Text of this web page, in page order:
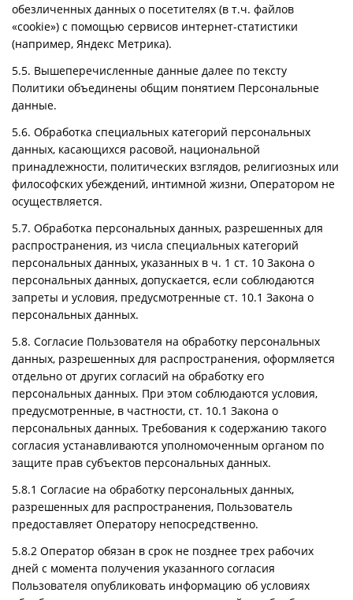
обезличенных данных о посетителях (в т.ч. файлов
«cookie») с помощью сервисов интернет-статистики
(например, Яндекс Метрика).
5.5. Вышеперечисленные данные далее по тексту
Политики объединены общим понятием Персональные
данные.
5.6. Обработка специальных категорий персональных
данных, касающихся расовой, национальной
принадлежности, политических взглядов, религиозных или
философских убеждений, интимной жизни, Оператором не
осуществляется.
5.7. Обработка персональных данных, разрешенных для
распространения, из числа специальных категорий
персональных данных, указанных в ч. 1 ст. 10 Закона о
персональных данных, допускается, если соблюдаются
запреты и условия, предусмотренные ст. 10.1 Закона о
персональных данных.
5.8. Согласие Пользователя на обработку персональных
данных, разрешенных для распространения, оформляется
отдельно от других согласий на обработку его
персональных данных. При этом соблюдаются условия,
предусмотренные, в частности, ст. 10.1 Закона о
персональных данных. Требования к содержанию такого
согласия устанавливаются уполномоченным органом по
защите прав субъектов персональных данных.
5.8.1 Согласие на обработку персональных данных,
разрешенных для распространения, Пользователь
предоставляет Оператору непосредственно.
5.8.2 Оператор обязан в срок не позднее трех рабочих
дней с момента получения указанного согласия
Пользователя опубликовать информацию об условиях